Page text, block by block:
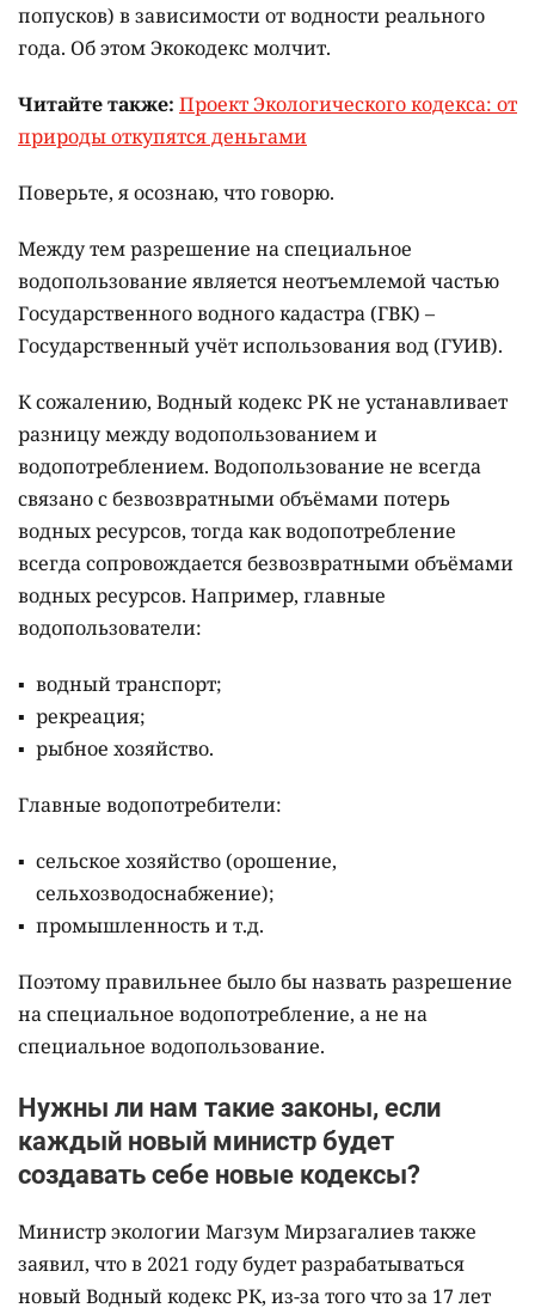
попусков) в зависимости от водности реального
года. Об этом Экокодекс молчит.
Читайте также: Проект Экологического кодекса: от
природы откупятся деньгами
Поверьте, я осознаю, что говорю.
Между тем разрешение на специальное
водопользование является неотъемлемой частью
Государственного водного кадастра (ГВК) –
Государственный учёт использования вод (ГУИВ).
К сожалению, Водный кодекс РК не устанавливает
разницу между водопользованием и
водопотреблением. Водопользование не всегда
связано с безвозвратными объёмами потерь
водных ресурсов, тогда как водопотребление
всегда сопровождается безвозвратными объёмами
водных ресурсов. Например, главные
водопользователи:
водный транспорт;
рекреация;
рыбное хозяйство.
Главные водопотребители:
сельское хозяйство (орошение,
сельхозводоснабжение);
промышленность и т.д.
Поэтому правильнее было бы назвать разрешение
на специальное водопотребление, а не на
специальное водопользование.
Нужны ли нам такие законы, если
каждый новый министр будет
создавать себе новые кодексы?
Министр экологии Магзум Мирзагалиев также
заявил, что в 2021 году будет разрабатываться
новый Водный кодекс РК, из-за того что за 17 лет